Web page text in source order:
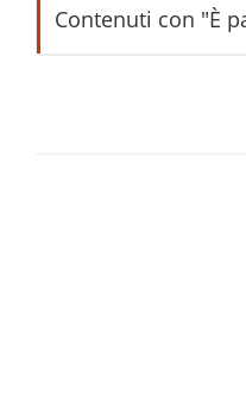
Contenuti con "È